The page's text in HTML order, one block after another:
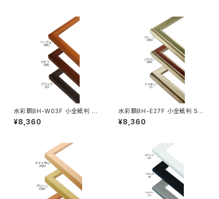
水彩額BH-W03F 小全紙判 50
7×659ミリ
¥8,360
水彩額BH-E27F 小全紙判 50
7×659ミリ
¥8,360